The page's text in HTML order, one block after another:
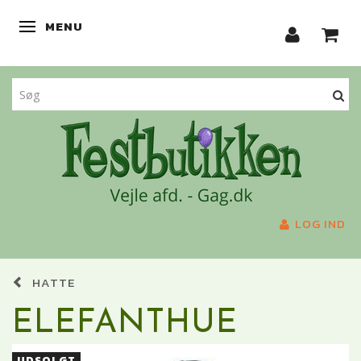
SKIFTE NAVIGATION
MENU
LOG IND
HATTE
ELEFANTHUE